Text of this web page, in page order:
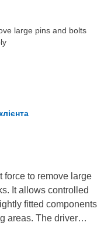
large pins and bolts
force to remove large
It allows controlled
fitted components
areas. The driver